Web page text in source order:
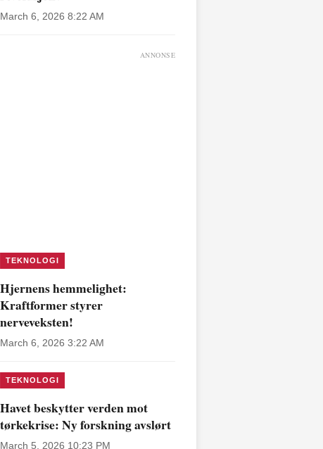
March 6, 2026 8:22 AM
ANNONSE
TEKNOLOGI
Hjernens hemmelighet:
Kraftformer styrer
nerveveksten!
March 6, 2026 3:22 AM
TEKNOLOGI
Havet beskytter verden mot
tørkekrise: Ny forskning avslørt
March 5, 2026 10:23 PM